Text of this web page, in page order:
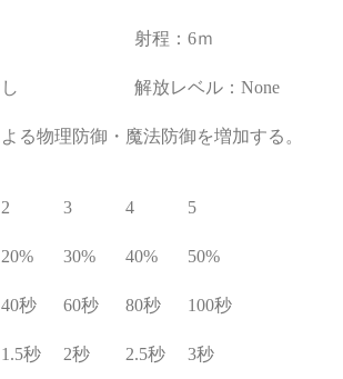
射程：6ｍ
解放レベル：None
る物理防御・魔法防御を増加する。
2 3 4 5
20% 30% 40% 50%
40秒 60秒 80秒 100秒
1.5秒 2秒 2.5秒 3秒